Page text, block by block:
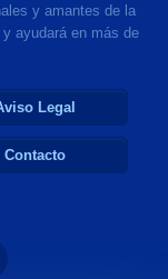
y amantes de la
ayudará en más de
Legal
Contacto